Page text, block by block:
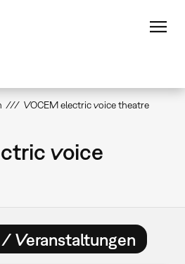
VOCEM electric voice theatre
voice
Veranstaltungen